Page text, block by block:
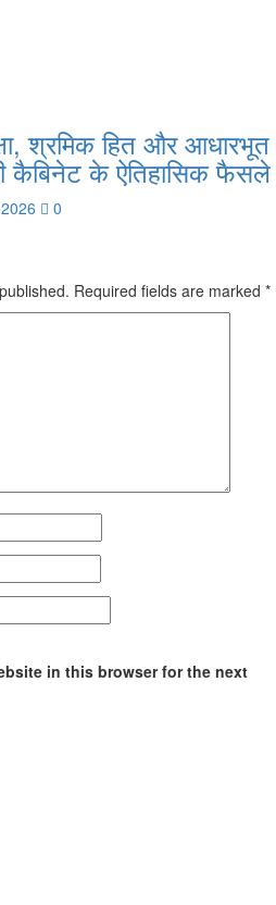
श्रमिक हित और आधारभूत
कैबिनेट के ऐतिहासिक फैसले
0
Required fields are marked *
in this browser for the next